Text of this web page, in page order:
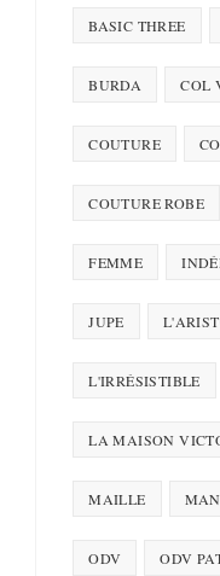
BASIC THREE
BURDA COL
COUTURE
COUTURE ROBE
FEMME
JUPE
L'IRRÉSISTIBLE
LA MAISON
MAILLE
ODV ODV